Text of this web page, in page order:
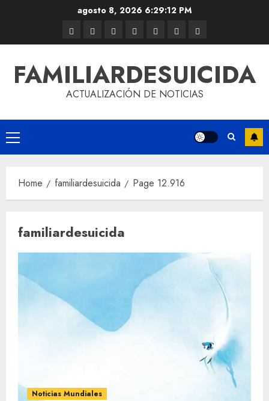
agosto 8, 2026 6:29:13 PM
FAMILIARDESUICIDA
ACTUALIZACIÓN DE NOTICIAS
Home familiardesuicida Page 12.916
familiardesuicida
Noticias Mundiales